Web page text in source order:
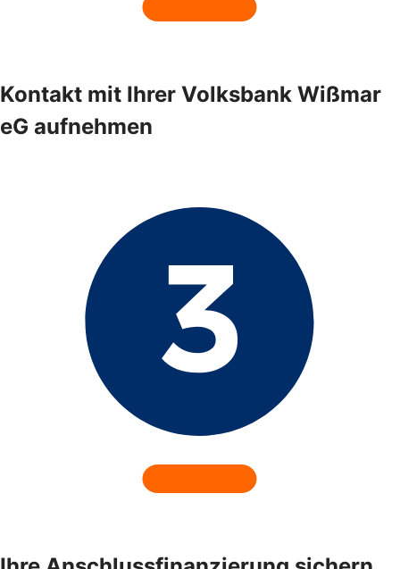
Kontakt mit Ihrer Volksbank Wißmar
eG aufnehmen